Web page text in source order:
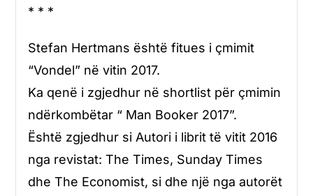
* * *
Stefan Hertmans është fitues i çmimit
“Vondel” në vitin 2017.
Ka qenë i zgjedhur në shortlist për çmimin
ndërkombëtar “ Man Booker 2017”.
Është zgjedhur si Autori i librit të vitit 2016
nga revistat: The Times, Sunday Times
dhe The Economist, si dhe një nga autorët